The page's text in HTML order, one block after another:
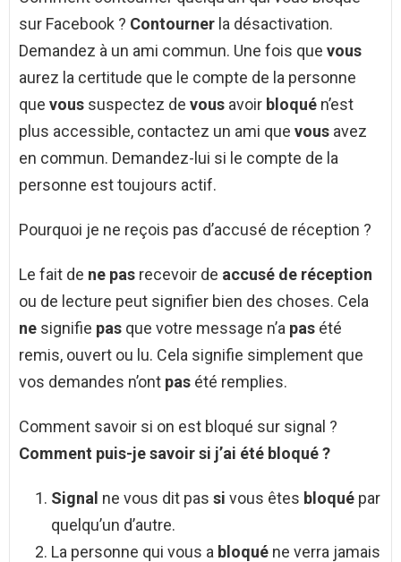
sur Facebook ? Contourner la désactivation.
Demandez à un ami commun. Une fois que vous
aurez la certitude que le compte de la personne
que vous suspectez de vous avoir bloqué n’est
plus accessible, contactez un ami que vous avez
en commun. Demandez-lui si le compte de la
personne est toujours actif.
Pourquoi je ne reçois pas d’accusé de réception ?
Le fait de ne pas recevoir de accusé de réception
ou de lecture peut signifier bien des choses. Cela
ne signifie pas que votre message n’a pas été
remis, ouvert ou lu. Cela signifie simplement que
vos demandes n’ont pas été remplies.
Comment savoir si on est bloqué sur signal ?
Comment puis-jesavoir si j’ai été bloqué?
Signal ne vous dit pas si vous êtes bloqué par
quelqu’un d’autre.
La personne qui vous a bloqué ne verra jamais